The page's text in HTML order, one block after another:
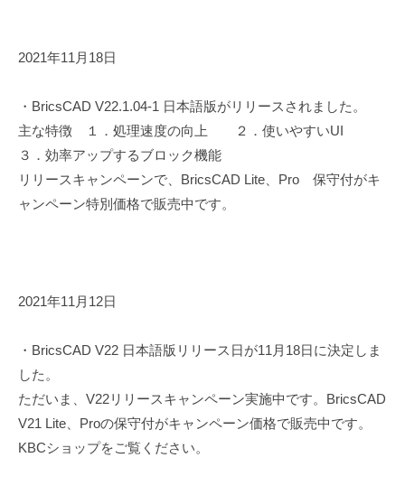
2021年11月18日
・BricsCAD V22.1.04-1 日本語版がリリースされました。
主な特徴 １．処理速度の向上 ２．使いやすいUI
３．効率アップするブロック機能
リリースキャンペーンで、BricsCAD Lite、Pro 保守付がキ
ャンペーン特別価格で販売中です。
2021年11月12日
・BricsCAD V22 日本語版リリース日が11月18日に決定しま
した。
ただいま、V22リリースキャンペーン実施中です。BricsCAD
V21 Lite、Proの保守付がキャンペーン価格で販売中です。
KBCショップをご覧ください。